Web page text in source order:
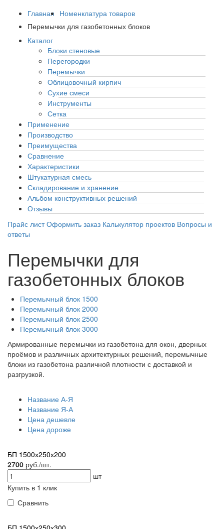
Главная Номенклатура товаров
Перемычки для газобетонных блоков
Каталог
Блоки стеновые
Перегородки
Перемычки
Облицовочный кирпич
Сухие смеси
Инструменты
Сетка
Применение
Производство
Преимущества
Сравнение
Характеристики
Штукатурная смесь
Складирование и хранение
Альбом конструктивных решений
Отзывы
Прайс лист Оформить заказ Калькулятор проектов Вопросы и
ответы
Перемычки для
газобетонных блоков
Перемычный блок 1500
Перемычный блок 2000
Перемычный блок 2500
Перемычный блок 3000
Армированные перемычки из газобетона для окон, дверных
проёмов и различных архитектурных решений, перемычные
блоки из газобетона различной плотности с доставкой и
разгрузкой.
Название А-Я
Название Я-А
Цена дешевле
Цена дороже
БП 1500х250х200
2700 руб./шт.
шт
Купить в 1 клик
Сравнить